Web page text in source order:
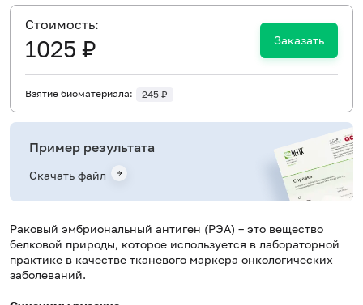
Раковый эмбриональный антиген (РЭА) – это вещество
белковой природы, которое используется в лабораторной
практике в качестве тканевого маркера онкологических
заболеваний.
Cтоимость:
1025 ₽ Заказать
Взятие биоматериала: 245 ₽
Пример результата
Скачать файл